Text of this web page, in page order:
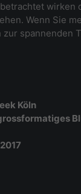
wirken
Wenn Sie
zur spannenden
Köln